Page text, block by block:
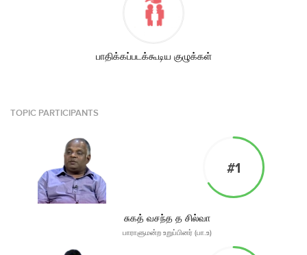
பாதிக்கப்படக்கூடிய குழுக்கள்
TOPIC PARTICIPANTS
#1
சுகத் வசந்த த சில்வா
பாராளுமன்ற உறுப்பினர் (பா.உ)